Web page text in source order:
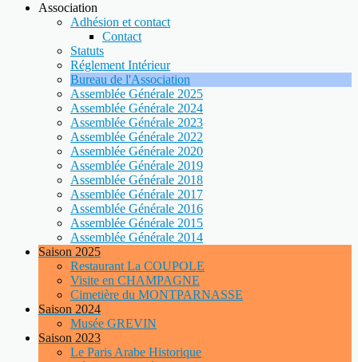
Association
Adhésion et contact
Contact
Statuts
Réglement Intérieur
Bureau de l'Association
Assemblée Générale 2025
Assemblée Générale 2024
Assemblée Générale 2023
Assemblée Générale 2022
Assemblée Générale 2020
Assemblée Générale 2019
Assemblée Générale 2018
Assemblée Générale 2017
Assemblée Générale 2016
Assemblée Générale 2015
Assemblée Générale 2014
Saison 2025
Restaurant La COUPOLE
Visite en CHAMPAGNE
Cimetière du MONTPARNASSE
Saison 2024
Musée GREVIN
Saison 2023
Le Paris Arabe Historique